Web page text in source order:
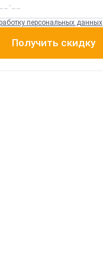
персональных данных
Получить скидку